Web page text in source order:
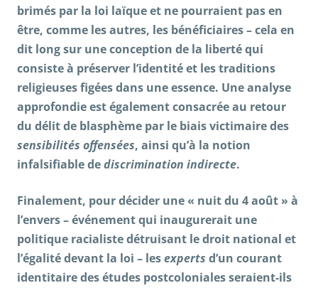
brimés par la loi laïque et ne pourraient pas en
être, comme les autres, les bénéficiaires – cela en
dit long sur une conception de la liberté qui
consiste à préserver l’identité et les traditions
religieuses figées dans une essence. Une analyse
approfondie est également consacrée au retour
du délit de blasphème par le biais victimaire des
sensibilités offensées, ainsi qu’à la notion
infalsifiable dediscrimination indirecte.
Finalement, pour décider une « nuit du 4 août » à
l’envers – événement qui inaugurerait une
politique racialiste détruisant le droit national et
l’égalité devant la loi – lesexperts d’un courant
identitaire des études postcoloniales seraient-ils